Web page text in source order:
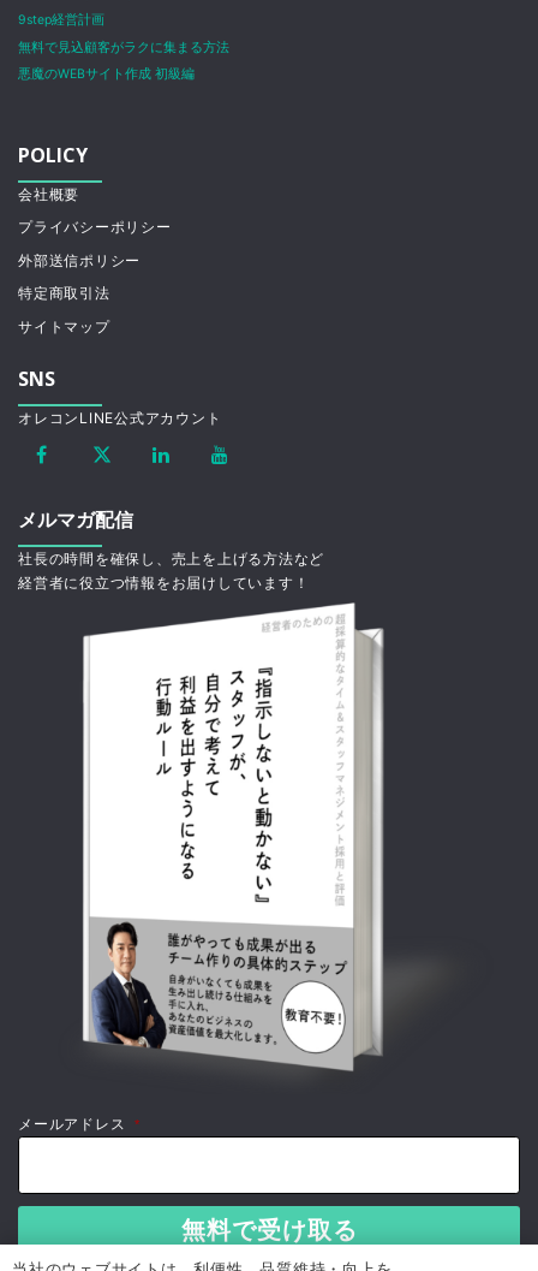
9step経営計画
無料で見込顧客がラクに集まる方法
悪魔のWEBサイト作成 初級編
POLICY
会社概要
プライバシーポリシー
外部送信ポリシー
特定商取引法
サイトマップ
SNS
オレコンLINE公式アカウント
メルマガ配信
社長の時間を確保し、売上を上げる方法など
経営者に役立つ情報をお届けしています！
メールアドレス *